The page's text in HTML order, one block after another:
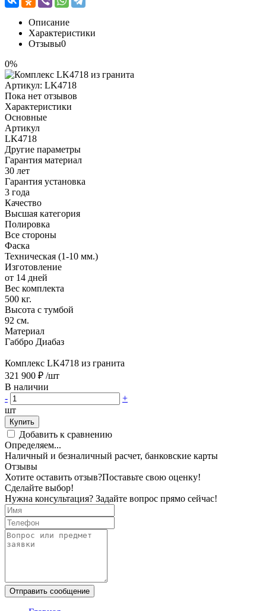
Описание
Характеристики
Отзывы0
0%
Артикул: LK4718
Пока нет отзывов
Характеристики
Основные
Артикул
LK4718
Другие параметры
Гарантия материал
30 лет
Гарантия установка
3 года
Качество
Высшая категория
Полировка
Все стороны
Фаска
Техническая (1-10 мм.)
Изготовление
от 14 дней
Вес комплекта
500 кг.
Высота с тумбой
92 см.
Материал
Габбро Диабаз
Комплекс LK4718 из гранита
321 900 ₽ /шт
В наличии
-
+
шт
Купить
Добавить к сравнению
Определяем...
Наличный и безналичный расчет, банковские карты
Отзывы
Хотите оставить отзыв?Поставьте свою оценку!
Сделайте выбор!
Нужна консультация? Задайте вопрос прямо сейчас!
Отправить сообщение